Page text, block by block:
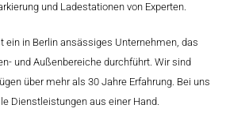
und Ladestationen von Experten.
ein in Berlin ansässiges Unternehmen, das
und Außenbereiche durchführt. Wir sind
über mehr als 30 Jahre Erfahrung. Bei uns
Dienstleistungen aus einer Hand.